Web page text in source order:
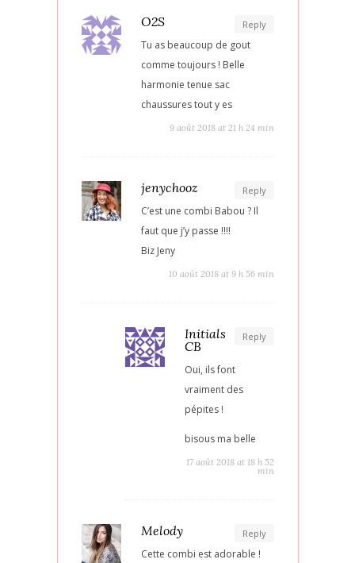
Reply
O2S
Tu as beaucoup de gout
comme toujours ! Belle
harmonie tenue sac
chaussures tout y es
9 août 2018 at 21 h 24 min
Reply
jenychooz
C’est une combi Babou ? Il
faut que j’y passe !!!!
Biz Jeny
10 août 2018 at 9 h 56 min
Reply
Initials
CB
Oui, ils font
vraiment des
pépites !
bisous ma belle
17 août 2018 at 18 h 52
min
Reply
Melody
Cette combi est adorable !